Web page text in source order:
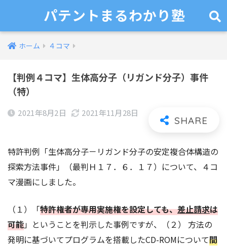
パテントまるわかり塾
ホーム ４コマ
【判例４コマ】生体高分子（リガンド分子）事件
（特）
2021年8月2日 2021年11月28日
特許判例「生体高分子－リガンド分子の安定複合体構造の
探索方法事件」（最判Ｈ１７．６．１７）について、４コ
マ漫画にしました。
（１）「特許権者が専用実施権を設定しても、差止請求は
可能」ということを判示した事例ですが、（２） 方法の
発明に基づいてプログラムを搭載したCD-ROMについて間